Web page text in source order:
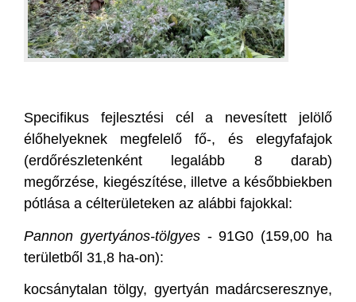
Specifikus fejlesztési cél a nevesített jelölő
élőhelyeknek megfelelő fő-, és elegyfafajok
(erdőrészletenként legalább 8 darab)
megőrzése, kiegészítése, illetve a későbbiekben
pótlása a célterületeken az alábbi fajokkal:
Pannon gyertyános-tölgyes- 91G0 (159,00 ha
területből 31,8 ha-on):
kocsánytalan tölgy, gyertyán madárcseresznye,